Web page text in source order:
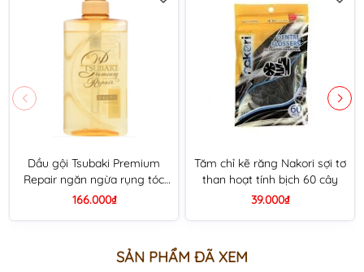
Dầu gội Tsubaki Premium
Repair ngăn ngừa rụng tóc
chai 490ml - màu vàng
166.000₫
Tăm chỉ kẽ răng Nakori sợi tơ
than hoạt tính bịch 60 cây
39.000₫
SẢN PHẨM ĐÃ XEM